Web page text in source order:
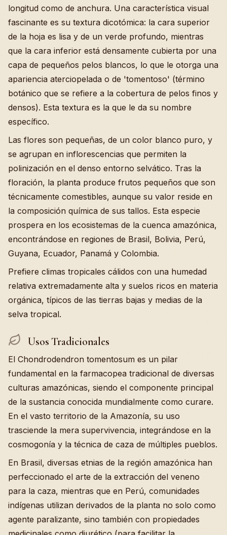
longitud como de anchura. Una característica visual
fascinante es su textura dicotómica: la cara superior
de la hoja es lisa y de un verde profundo, mientras
que la cara inferior está densamente cubierta por una
capa de pequeños pelos blancos, lo que le otorga una
apariencia aterciopelada o de 'tomentoso' (término
botánico que se refiere a la cobertura de pelos finos y
densos). Esta textura es la que le da su nombre
específico.
Las flores son pequeñas, de un color blanco puro, y
se agrupan en inflorescencias que permiten la
polinización en el denso entorno selvático. Tras la
floración, la planta produce frutos pequeños que son
técnicamente comestibles, aunque su valor reside en
la composición química de sus tallos. Esta especie
prospera en los ecosistemas de la cuenca amazónica,
encontrándose en regiones de Brasil, Bolivia, Perú,
Guyana, Ecuador, Panamá y Colombia.
Prefiere climas tropicales cálidos con una humedad
relativa extremadamente alta y suelos ricos en materia
orgánica, típicos de las tierras bajas y medias de la
selva tropical.
Usos Tradicionales
El Chondrodendron tomentosum es un pilar
fundamental en la farmacopea tradicional de diversas
culturas amazónicas, siendo el componente principal
de la sustancia conocida mundialmente como curare.
En el vasto territorio de la Amazonía, su uso
trasciende la mera supervivencia, integrándose en la
cosmogonía y la técnica de caza de múltiples pueblos.
En Brasil, diversas etnias de la región amazónica han
perfeccionado el arte de la extracción del veneno
para la caza, mientras que en Perú, comunidades
indígenas utilizan derivados de la planta no solo como
agente paralizante, sino también con propiedades